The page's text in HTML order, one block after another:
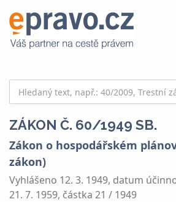
ZÁKON Č. 60/1949 SB.
Zákon o hospodářském
zákon)
Vyhlášeno 12. 3. 1949, datum
21. 7. 1959, částka 21 / 1949